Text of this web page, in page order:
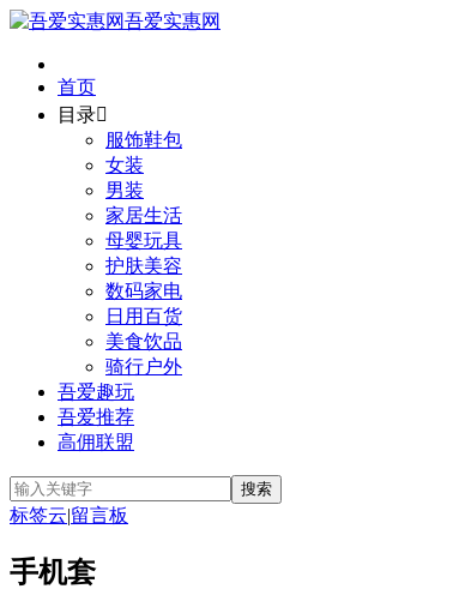
吾爱实惠网
首页
目录
服饰鞋包
女装
男装
家居生活
母婴玩具
护肤美容
数码家电
日用百货
美食饮品
骑行户外
吾爱趣玩
吾爱推荐
高佣联盟
标签云|留言板
手机套